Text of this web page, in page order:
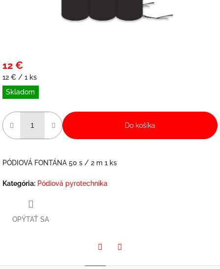
12 €
Jednotková
cena:
12 € / 1 ks
Skladom
Do košíka
PÓDIOVÁ FONTÁNA 50 s / 2 m 1 ks
Kategória: Pódiová pyrotechnika
OPÝTAŤ SA